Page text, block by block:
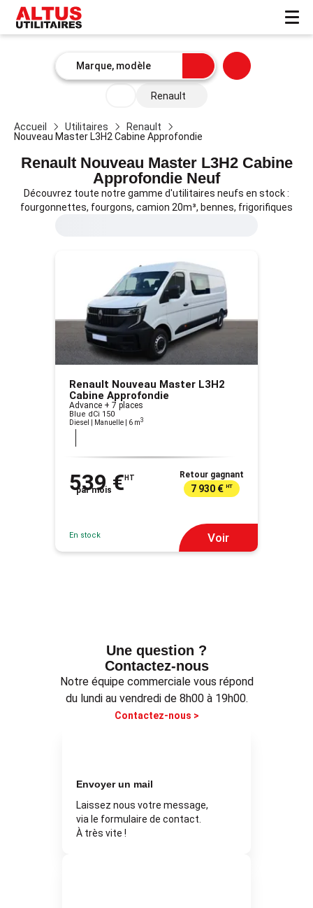
Renault
Nouveau Master L3H2 Cabine Approfondie
Accueil Utilitaires
Renault
Nouveau Master L3H2 Cabine Approfondie
Renault Nouveau Master L3H2 Cabine
Approfondie Neuf
Découvrez toute notre gamme d'utilitaires neufs en stock :
fourgonnettes, fourgons, camion 20m³, bennes, frigorifiques
Renault Nouveau Master L3H2
Cabine Approfondie
Advance + 7 places
Blue dCi 150
Diesel | Manuelle | 6 m3
539 € HT
par mois
Retour gagnant
7 930 € HT
En stock Voir
Une question ?
Contactez-nous
Notre équipe commerciale vous répond
du lundi au vendredi de 8h00 à 19h00.
Contactez-nous >
Envoyer un mail
Laissez nous votre message,
via le formulaire de contact.
À très vite !